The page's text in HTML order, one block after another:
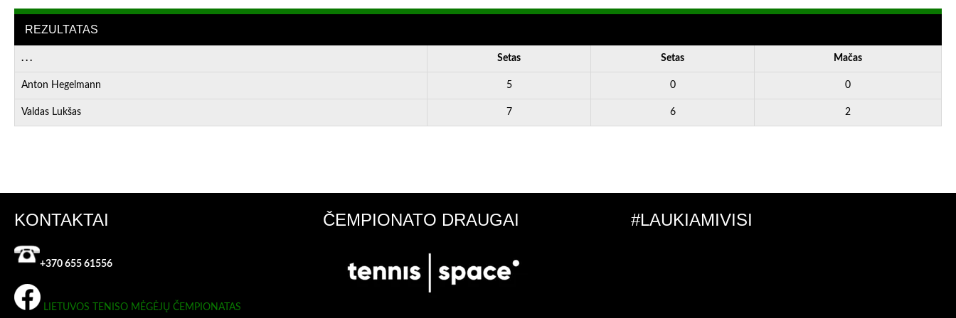
REZULTATAS
. . . Setas Setas Mačas
Anton Hegelmann 5 0 0
Valdas Lukšas 7 6 2
KONTAKTAI
+370 655 61556
LIETUVOS TENISO MĖGĖJŲ ČEMPIONATAS
ČEMPIONATO DRAUGAI #LAUKIAMIVISI